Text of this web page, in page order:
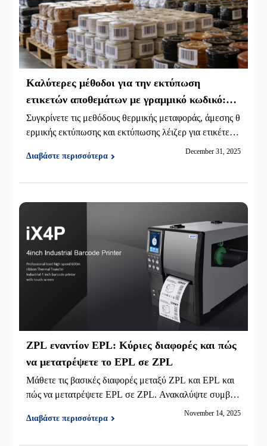
Καλύτερες μέθοδοι για την εκτύπωση
ετικετών αποθεμάτων με γραμμικό κωδικό:
Θερμική έναντι λέιζερ
Συγκρίνετε τις μεθόδους θερμικής μεταφοράς, άμεσης θ
ερμικής εκτύπωσης και εκτύπωσης λέιζερ για ετικέτες α
ποθεμάτων με γραμμικούς κωδικούς. Μάθετε ποια επιλ
ογή ταιριάζει στις μακροπρόθεσμες ανάγκες αποθήκευσ
Διαβάστε περισσότερα
December 31, 2025
ZPL εναντίον EPL: Κύριες διαφορές και πώς
να μετατρέψετε το EPL σε ZPL
Μάθετε τις βασικές διαφορές μεταξύ ZPL και EPL και
πώς να μετατρέψετε EPL σε ZPL. Ανακαλύψτε συμβου
λές συμβατότητας για σύγχρονους εκτυπωτές και συστή
ματα barcode.
Διαβάστε περισσότερα
November 14, 2025